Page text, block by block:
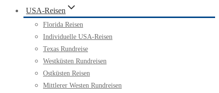
USA-Reisen
Florida Reisen
Individuelle USA-Reisen
Texas Rundreise
Westküsten Rundreisen
Ostküsten Reisen
Mittlerer Westen Rundreisen